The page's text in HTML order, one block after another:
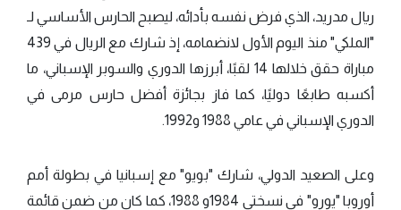
ريال مدريد، الذي فرض نفسه بأدائه، ليصبح الحارس الأساسي لـ
"الملكي" منذ اليوم الأول لانضمامه، إذ شارك مع الريال في 439
مباراة حقق خلالها 14 لقبًا، أبرزها الدوري والسوبر الإسباني، ما
أكسبه طابعًا دوليًا، كما فاز بجائزة أفضل حارس مرمى في
الدوري الإسباني في عامي 1988 و1992.
وعلى الصعيد الدولي، شارك "بويو" مع إسبانيا في بطولة أمم
أوروبا "يورو" في نسختي 1984و 1988، كما كان من ضمن قائمة